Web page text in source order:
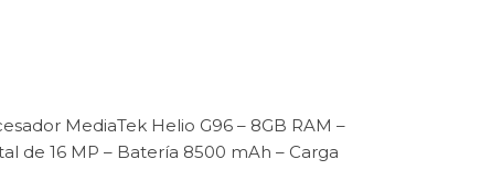
MediaTek Helio G96 – 8GB RAM –
de 16 MP – Batería 8500 mAh – Carga